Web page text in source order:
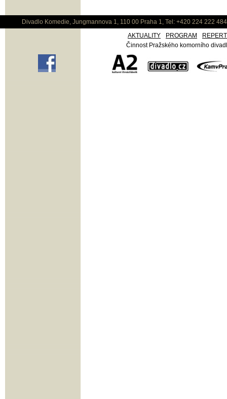
Divadlo Komedie, Jungmannova 1, 110 00 Praha 1, Tel: +420 224 222
AKTUALITY
PROGRAM
Činnost Pražského komorního